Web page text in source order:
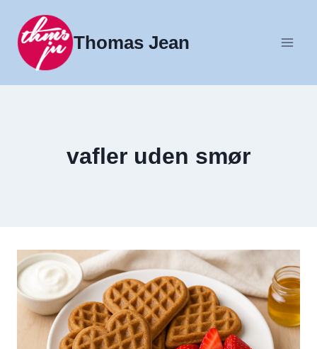
indhold
Thomas Jean
vafler uden smør